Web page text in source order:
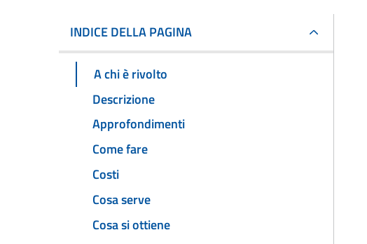
INDICE DELLA PAGINA
A chi è rivolto
Descrizione
Approfondimenti
Come fare
Costi
Cosa serve
Cosa si ottiene